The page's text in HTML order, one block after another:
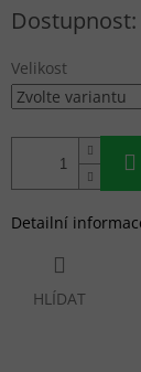
Měrná cena:
Velikost
Detailní
HLÍDAT